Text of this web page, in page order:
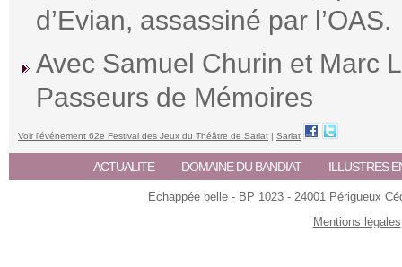
d’Evian, assassiné par l’OAS.
Avec Samuel Churin et Marc
Passeurs de Mémoires
Voir l'événement 62e Festival des Jeux du Théâtre de Sarlat | Sarlat
ACTUALITE DOMAINE DU BANDIAT ILLUSTRES
Echappée belle - BP 1023 - 24001 Périgueux
Mentions légales